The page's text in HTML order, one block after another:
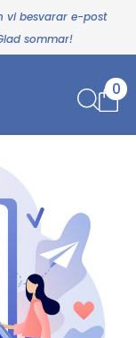
vi besvarar e-post
sommar!
0